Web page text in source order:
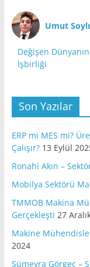
Umut
Değişen
İşbirliği
Son Yazılar
ERP mi MES mi?
Çalışır? 13 Eylül
Ronahi Akın –
Mobilya Sektörü
TMMOB Makina
Gerçekleşti 27
Makine
2024
Sümeyra Görgeç –